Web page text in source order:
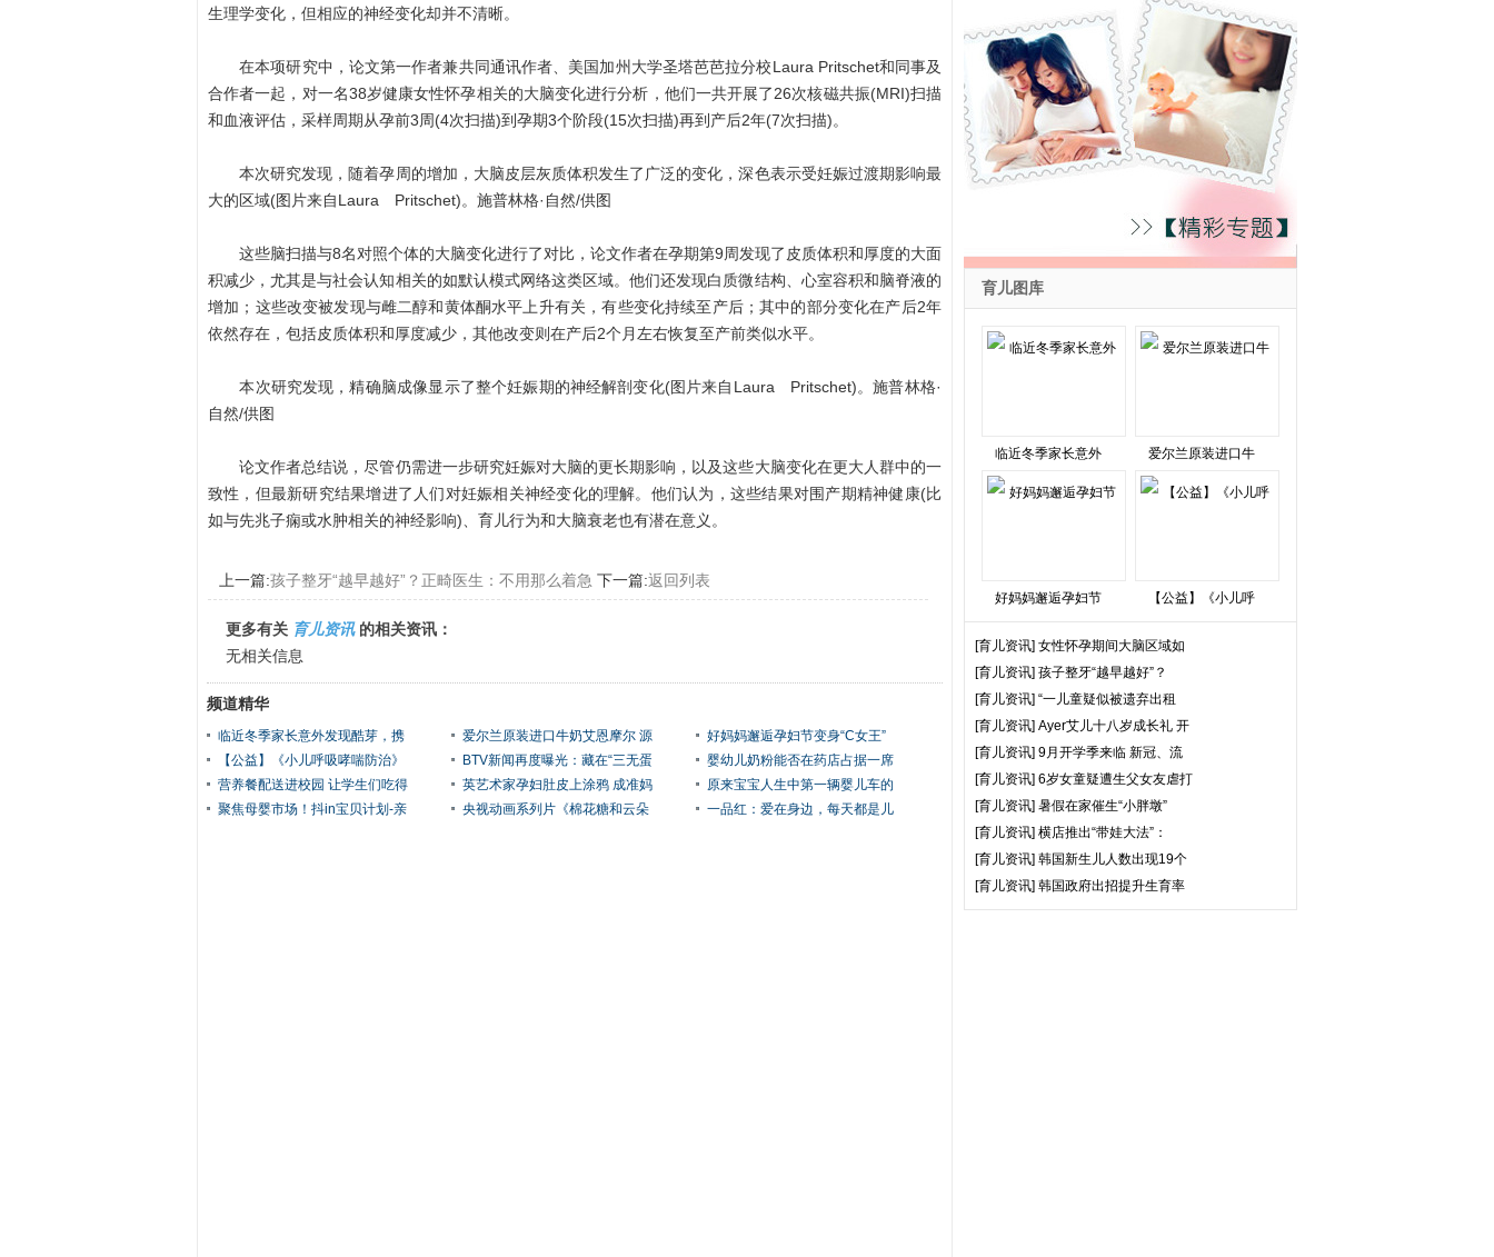
生理学变化，但相应的神经变化却并不清晰。
在本项研究中，论文第一作者兼共同通讯作者、美国加州大学圣塔芭芭拉分校Laura Pritschet和同事及
合作者一起，对一名38岁健康女性怀孕相关的大脑变化进行分析，他们一共开展了26次核磁共振(MRI)扫描
和血液评估，采样周期从孕前3周(4次扫描)到孕期3个阶段(15次扫描)再到产后2年(7次扫描)。
本次研究发现，随着孕周的增加，大脑皮层灰质体积发生了广泛的变化，深色表示受妊娠过渡期影响最
大的区域(图片来自Laura Pritschet)。施普林格·自然/供图
这些脑扫描与8名对照个体的大脑变化进行了对比，论文作者在孕期第9周发现了皮质体积和厚度的大面
积减少，尤其是与社会认知相关的如默认模式网络这类区域。他们还发现白质微结构、心室容积和脑脊液的
增加；这些改变被发现与雌二醇和黄体酮水平上升有关，有些变化持续至产后；其中的部分变化在产后2年
依然存在，包括皮质体积和厚度减少，其他改变则在产后2个月左右恢复至产前类似水平。
本次研究发现，精确脑成像显示了整个妊娠期的神经解剖变化(图片来自Laura Pritschet)。施普林格·
自然/供图
论文作者总结说，尽管仍需进一步研究妊娠对大脑的更长期影响，以及这些大脑变化在更大人群中的一
致性，但最新研究结果增进了人们对妊娠相关神经变化的理解。他们认为，这些结果对围产期精神健康(比
如与先兆子痫或水肿相关的神经影响)、育儿行为和大脑衰老也有潜在意义。
上一篇:孩子整牙“越早越好”？正畸医生：不用那么着急 下一篇:返回列表
更多有关 育儿资讯 的相关资讯：
无相关信息
频道精华
临近冬季家长意外发现酷芽，携 爱尔兰原装进口牛奶艾恩摩尔 源
好妈妈邂逅孕妇节变身“C女王”
【公益】《小儿呼吸哮喘防治》
BTV新闻再度曝光：藏在“三无蛋
婴幼儿奶粉能否在药店占据一席
营养餐配送进校园 让学生们吃得
英艺术家孕妇肚皮上涂鸦 成准妈
原来宝宝人生中第一辆婴儿车的
聚焦母婴市场！抖in宝贝计划-亲
央视动画系列片《棉花糖和云朵 一品红：爱在身边，每天都是儿
育儿图库
临近冬季家长意外 爱尔兰原装进口牛
好妈妈邂逅孕妇节 【公益】《小儿呼
[育儿资讯] 女性怀孕期间大脑区域如
[育儿资讯] 孩子整牙“越早越好”？
[育儿资讯] “一儿童疑似被遗弃出租
[育儿资讯] Ayer艾儿十八岁成长礼 开
[育儿资讯] 9月开学季来临 新冠、流
[育儿资讯] 6岁女童疑遭生父女友虐打
[育儿资讯] 暑假在家催生“小胖墩”
[育儿资讯] 横店推出“带娃大法”：
[育儿资讯] 韩国新生儿人数出现19个
[育儿资讯] 韩国政府出招提升生育率